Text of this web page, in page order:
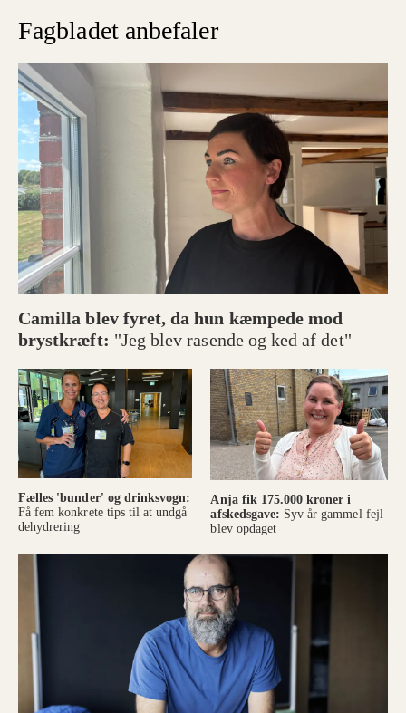
Fagbladet anbefaler
Camilla blev fyret, da hun kæmpede mod
brystkræft: "Jeg blev rasende og ked af det"
Fælles 'bunder' og drinksvogn:
Få fem konkrete tips til at undgå
dehydrering
Anja fik 175.000 kroner i
afskedsgave: Syv år gammel fejl
blev opdaget